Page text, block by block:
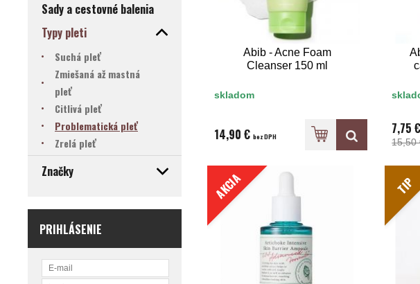
Sady a cestovné balenia
Typy pleti
Suchá pleť
Zmiešaná až mastná
pleť
Citlivá pleť
Problematická pleť
Zrelá pleť
Značky
PRIHLÁSENIE
Abib - Acne Foam
Cleanser 150 ml
skladom
14,90 €bez DPH 7,75
AKCIA TIP